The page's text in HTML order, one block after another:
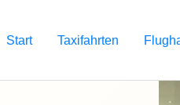
Start Taxifahrten